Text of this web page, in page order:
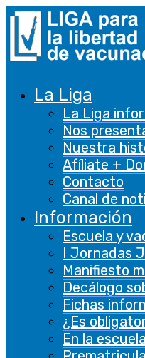
La Liga
La Liga
Nos
Nuestra
Afíliate +
Contacto
Canal de
Información
Escuela y
I Jornadas
Manifiesto
Decálogo
Fichas
¿Es
En la escuela